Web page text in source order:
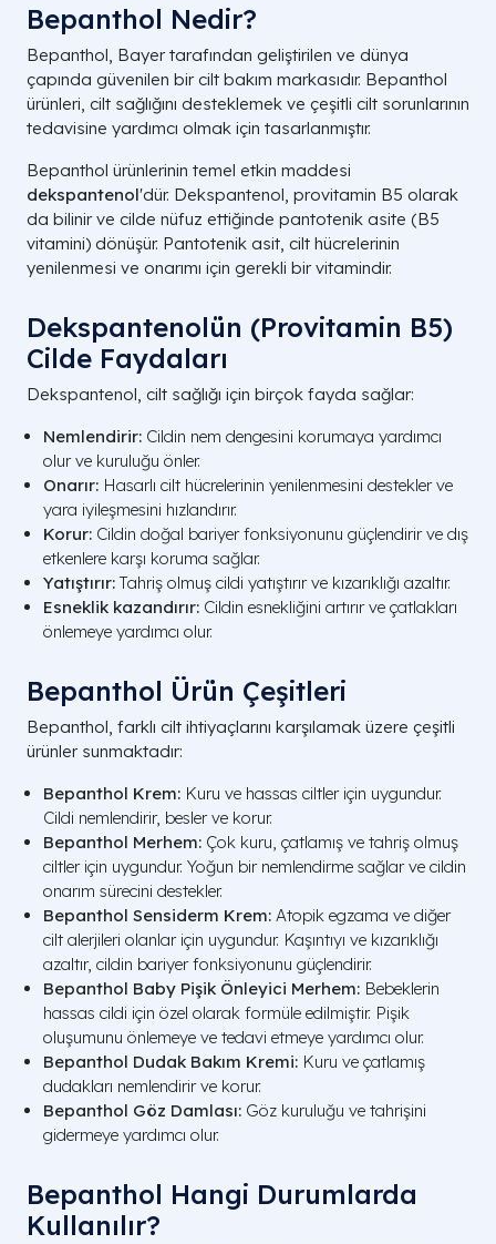
Bepanthol Nedir?
Bepanthol, Bayer tarafından geliştirilen ve dünya
çapında güvenilen bir cilt bakım markasıdır. Bepanthol
ürünleri, cilt sağlığını desteklemek ve çeşitli cilt sorunlarının
tedavisine yardımcı olmak için tasarlanmıştır.
Bepanthol ürünlerinin temel etkin maddesi
dekspantenol'dür. Dekspantenol, provitamin B5 olarak
da bilinir ve cilde nüfuz ettiğinde pantotenik asite (B5
vitamini) dönüşür. Pantotenik asit, cilt hücrelerinin
yenilenmesi ve onarımı için gerekli bir vitamindir.
Dekspantenolün (Provitamin B5)
Cilde Faydaları
Dekspantenol, cilt sağlığı için birçok fayda sağlar:
Nemlendirir: Cildin nem dengesini korumaya yardımcı
olur ve kuruluğu önler.
Onarır: Hasarlı cilt hücrelerinin yenilenmesini destekler ve
yara iyileşmesini hızlandırır.
Korur: Cildin doğal bariyer fonksiyonunu güçlendirir ve dış
etkenlere karşı koruma sağlar.
Yatıştırır: Tahriş olmuş cildi yatıştırır ve kızarıklığı azaltır.
Esneklik kazandırır: Cildin esnekliğini artırır ve çatlakları
önlemeye yardımcı olur.
Bepanthol Ürün Çeşitleri
Bepanthol, farklı cilt ihtiyaçlarını karşılamak üzere çeşitli
ürünler sunmaktadır:
Bepanthol Krem: Kuru ve hassas ciltler için uygundur.
Cildi nemlendirir, besler ve korur.
Bepanthol Merhem: Çok kuru, çatlamış ve tahriş olmuş
ciltler için uygundur. Yoğun bir nemlendirme sağlar ve cildin
onarım sürecini destekler.
Bepanthol Sensiderm Krem: Atopik egzama ve diğer
cilt alerjileri olanlar için uygundur. Kaşıntıyı ve kızarıklığı
azaltır, cildin bariyer fonksiyonunu güçlendirir.
Bepanthol Baby Pişik Önleyici Merhem: Bebeklerin
hassas cildi için özel olarak formüle edilmiştir. Pişik
oluşumunu önlemeye ve tedavi etmeye yardımcı olur.
Bepanthol Dudak Bakım Kremi: Kuru ve çatlamış
dudakları nemlendirir ve korur.
Bepanthol Göz Damlası: Göz kuruluğu ve tahrişini
gidermeye yardımcı olur.
Bepanthol Hangi Durumlarda
Kullanılır?